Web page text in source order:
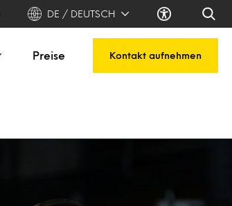
DE / DEUTSCH
Preise Kontakt aufnehmen